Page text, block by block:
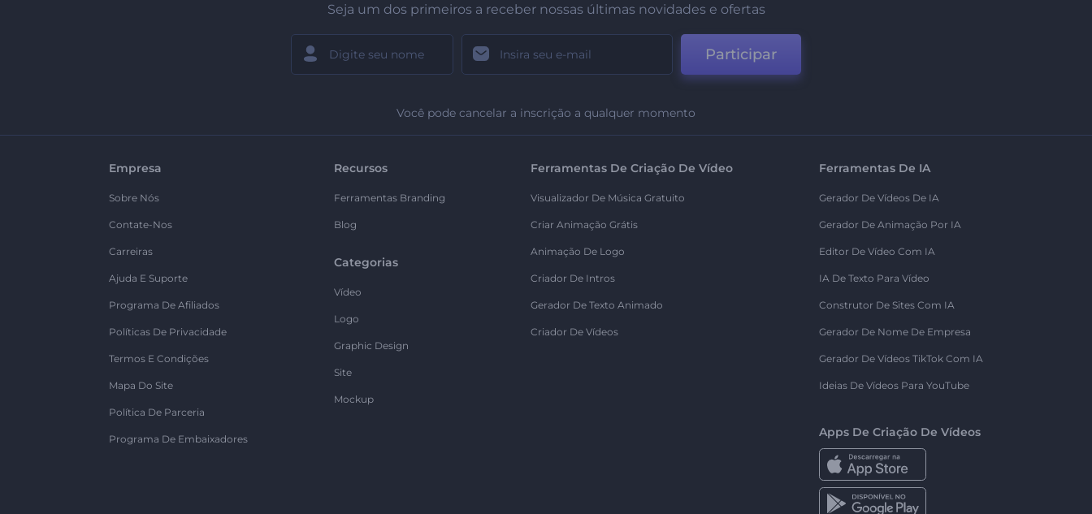
Seja um dos primeiros a receber nossas últimas novidades e ofertas
Participar
Você pode cancelar a inscrição a qualquer momento
Empresa
Sobre Nós
Contate-Nos
Carreiras
Ajuda E Suporte
Programa De Afiliados
Políticas De Privacidade
Termos E Condições
Mapa Do Site
Política De Parceria
Programa De Embaixadores
Recursos
Ferramentas Branding
Blog
Categorias
Vídeo
Logo
Graphic Design
Site
Mockup
Ferramentas De Criação De Vídeo
Visualizador De Música Gratuito
Criar Animação Grátis
Animação De Logo
Criador De Intros
Gerador De Texto Animado
Criador De Vídeos
Ferramentas De IA
Gerador De Vídeos De IA
Gerador De Animação Por IA
Editor De Vídeo Com IA
IA De Texto Para Vídeo
Construtor De Sites Com IA
Gerador De Nome De Empresa
Gerador De Vídeos TikTok Com IA
Ideias De Vídeos Para YouTube
Apps De Criação De Vídeos